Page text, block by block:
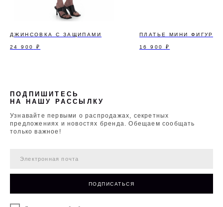
ДЖИНСОВКА С ЗАЩИПАМИ
24 900 ₽
ПЛАТЬЕ МИНИ
16 900 ₽
ПОДПИСАТЬСЯ
ПОДПИШИТЕСЬ
НА НАШУ РАССЫЛКУ
Узнавайте первыми о распродажах, секретных
предложениях и новостях бренда. Обещаем сообщать
только важное!